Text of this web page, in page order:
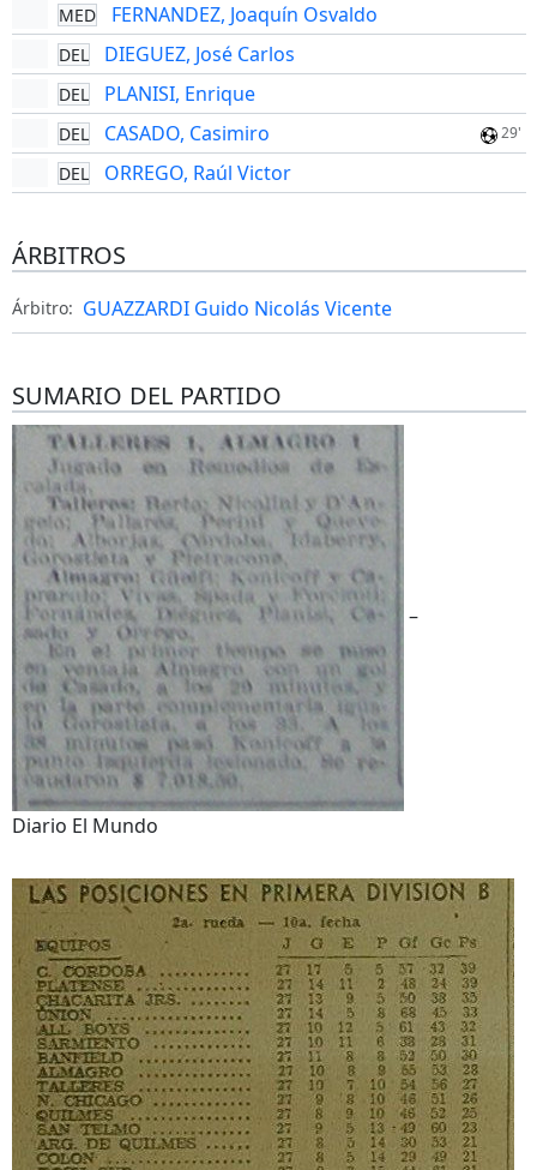
MED FERNANDEZ, Joaquín Osvaldo
DEL DIEGUEZ, José Carlos
DEL PLANISI, Enrique
DEL CASADO, Casimiro 29'
DEL ORREGO, Raúl Victor
ÁRBITROS
Árbitro: GUAZZARDI Guido Nicolás Vicente
SUMARIO DEL PARTIDO
–
Diario El Mundo